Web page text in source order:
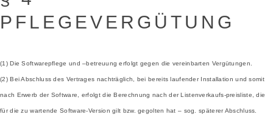
PFLEGEVERGÜTUNG
(1) Die Softwarepflege und –betreuung erfolgt gegen die vereinbarten Vergütungen.
(2) Bei Abschluss des Vertrages nachträglich, bei bereits laufender Installation und somit
nach Erwerb der Software, erfolgt die Berechnung nach der Listenverkaufs-preisliste, die
für die zu wartende Software-Version gilt bzw. gegolten hat – sog. späterer Abschluss.